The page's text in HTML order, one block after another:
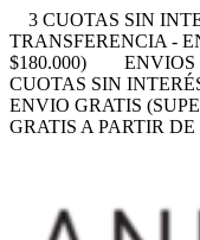
3 CUOTAS SIN
TRANSFERENCIA -
$180.000)
ENVIOS
CUOTAS SIN
ENVIO GRATIS
GRATIS A PARTIR DE